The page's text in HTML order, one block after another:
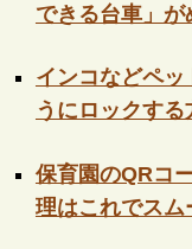
できる台車」
インコなどペ
うにロックする
保育園のQRコ
理はこれでスム